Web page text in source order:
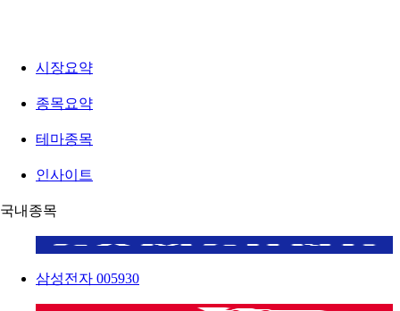
시장요약
종목요약
테마종목
인사이트
국내종목
삼성전자 005930